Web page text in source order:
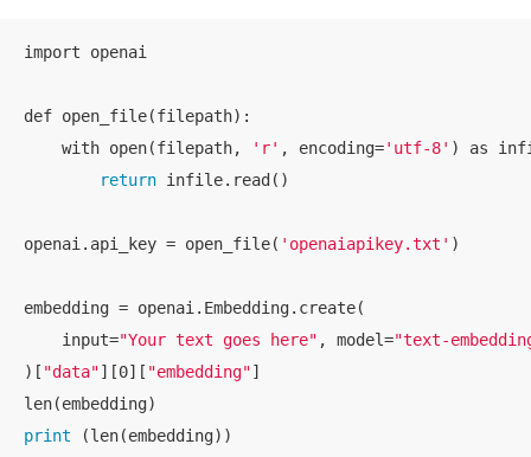
import openai
def open_file(filepath):
    with open(filepath,
'r' , encoding='utf-8' ) as
return infile.read()
openai.api_key = open_file( 'openaiapikey.txt' )
embedding = openai.Embedding.create(
    input=
"Your text goes here" , model="text-
)[ "data"][0][ "embedding"]
print